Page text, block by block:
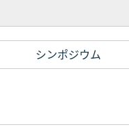
シンポジウム